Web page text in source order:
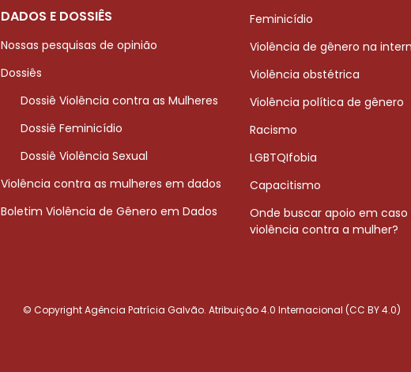
DADOS E DOSSIÊS
Nossas pesquisas de opinião
Dossiês
Dossiê Violência contra as Mulheres
Dossiê Feminicídio
Dossiê Violência Sexual
Violência contra as mulheres em dados
Boletim Violência de Gênero em Dados
Feminicídio
Violência de gênero na
Violência obstétrica
Violência política de gênero
Racismo
LGBTQIfobia
Capacitismo
Onde buscar apoio em caso
violência contra a mulher?
© Copyright Agência Patrícia Galvão. Atribuição 4.0 Internacional (CC BY 4.0)